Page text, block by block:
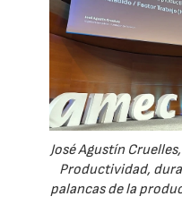
José Agustín
Productividad,
palancas de la